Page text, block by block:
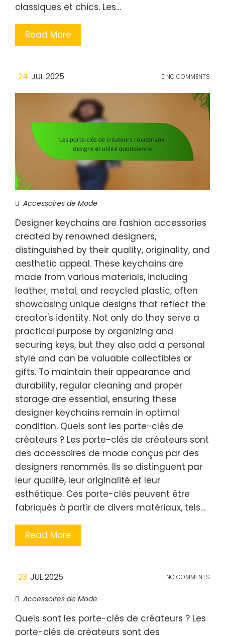
classiques et chics. Les…
Read More
24 JUL 2025 NO COMMENTS
Accessoires de Mode
Designer keychains are fashion accessories
created by renowned designers,
distinguished by their quality, originality, and
aesthetic appeal. These keychains are
made from various materials, including
leather, metal, and recycled plastic, often
showcasing unique designs that reflect the
creator's identity. Not only do they serve a
practical purpose by organizing and
securing keys, but they also add a personal
style and can be valuable collectibles or
gifts. To maintain their appearance and
durability, regular cleaning and proper
storage are essential, ensuring these
designer keychains remain in optimal
condition. Quels sont les porte-clés de
créateurs ? Les porte-clés de créateurs sont
des accessoires de mode conçus par des
designers renommés. Ils se distinguent par
leur qualité, leur originalité et leur
esthétique. Ces porte-clés peuvent être
fabriqués à partir de divers matériaux, tels…
Read More
23 JUL 2025 NO COMMENTS
Accessoires de Mode
Quels sont les porte-clés de créateurs ? Les
porte-clés de créateurs sont des